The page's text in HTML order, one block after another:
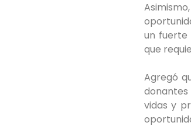
un fuerte
que
Agregó
vidas y